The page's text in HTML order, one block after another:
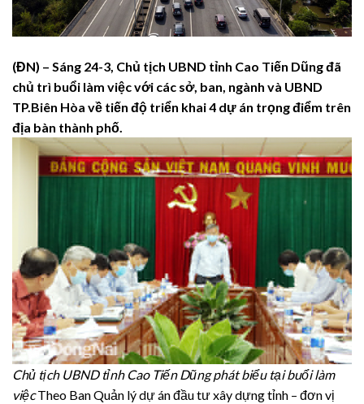
(ĐN) – Sáng 24-3, Chủ tịch UBND tỉnh Cao Tiến Dũng đã
chủ trì buổi làm việc với các sở, ban, ngành và UBND
TP.Biên Hòa về tiến độ triển khai 4 dự án trọng điểm trên
địa bàn thành phố.
Chủ tịch UBND tỉnh Cao Tiến Dũng phát biểu tại buổi làm
việcTheo Ban Quản lý dự án đầu tư xây dựng tỉnh – đơn vị